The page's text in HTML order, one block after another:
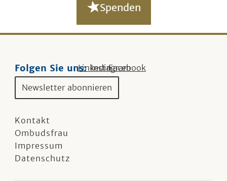
Spenden
Folgen Sie uns:Linkedin
Instagram
Facebook
Newsletter abonnieren
Kontakt
Ombudsfrau
Impressum
Datenschutz